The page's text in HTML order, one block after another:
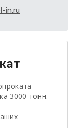
in.ru
3000 тонн.